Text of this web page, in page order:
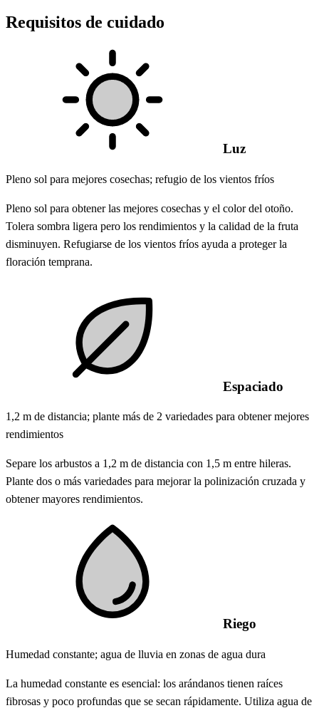
Requisitos de cuidado
Luz
Pleno sol para mejores cosechas; refugio de los vientos fríos
Pleno sol para obtener las mejores cosechas y el color del otoño.
Tolera sombra ligera pero los rendimientos y la calidad de la fruta
disminuyen. Refugiarse de los vientos fríos ayuda a proteger la
floración temprana.
Espaciado
1,2 m de distancia; plante más de 2 variedades para obtener mejores
rendimientos
Separe los arbustos a 1,2 m de distancia con 1,5 m entre hileras.
Plante dos o más variedades para mejorar la polinización cruzada y
obtener mayores rendimientos.
Riego
Humedad constante; agua de lluvia en zonas de agua dura
La humedad constante es esencial: los arándanos tienen raíces
fibrosas y poco profundas que se secan rápidamente. Utiliza agua de